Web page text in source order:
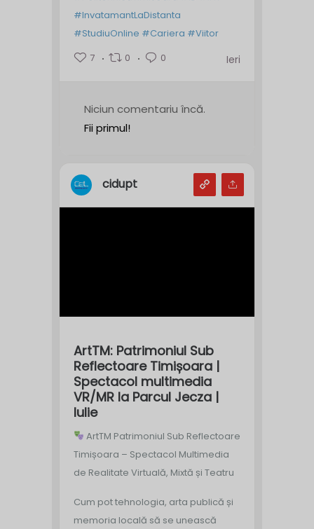
#InvatamantLaDistanta
#StudiuOnline #Cariera #Viitor
7
0 0 Ieri
Niciun comentariu încă.
Fii primul!
cidupt
ArtTM: Patrimoniul Sub
Reflectoare Timișoara |
Spectacol multimedia
VR/MR la Parcul Jecza |
Iulie
ArtTM Patrimoniul Sub Reflectoare
Timișoara – Spectacol Multimedia
de Realitate Virtuală, Mixtă și Teatru
Cum pot tehnologia, arta publică și
memoria locală să se unească